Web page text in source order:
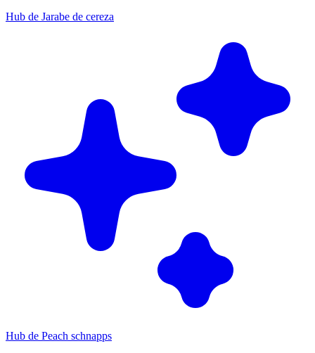
Hub de Jarabe de cereza
Hub de Peach schnapps